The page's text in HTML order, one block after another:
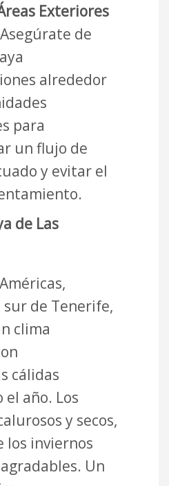
Exteriores
Asegúrate de
alrededor
para
un flujo de
y evitar el
de Las
de Tenerife,
clima
cálidas
año. Los
y secos,
los inviernos
Un